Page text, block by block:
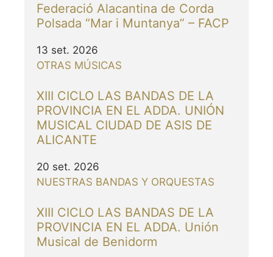
Federació Alacantina de Corda
Polsada “Mar i Muntanya” – FACP
13 set. 2026
OTRAS MÚSICAS
XIII CICLO LAS BANDAS DE LA
PROVINCIA EN EL ADDA. UNIÓN
MUSICAL CIUDAD DE ASIS DE
ALICANTE
20 set. 2026
NUESTRAS BANDAS Y ORQUESTAS
XIII CICLO LAS BANDAS DE LA
PROVINCIA EN EL ADDA. Unión
Musical de Benidorm